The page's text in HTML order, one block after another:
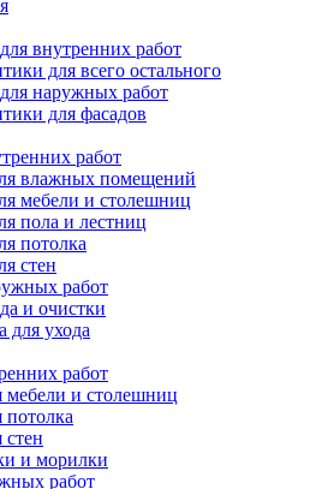
внутренних работ
для всего остального
наружных работ
для фасадов
работ
влажных помещений
мебели и столешниц
пола и лестниц
потолка
стен
работ
и очистки
для ухода
работ
мебели и столешниц
потолка
стен
и морилки
работ